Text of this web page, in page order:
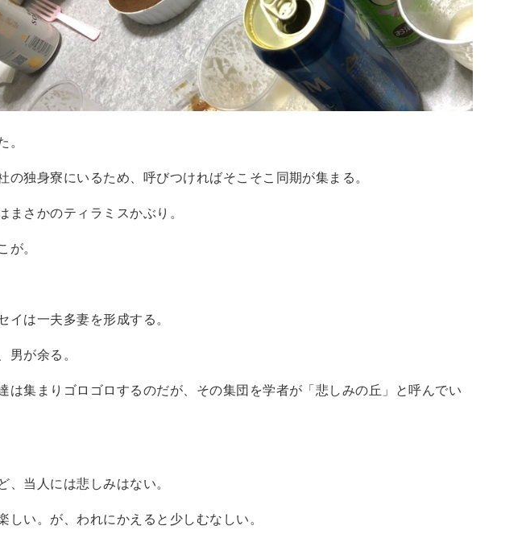
の独身寮にいるため、呼びつければそこそこ同期が集まる。
まさかのティラミスかぶり。
が。
イは一夫多妻を形成する。
男が余る。
は集まりゴロゴロするのだが、その集団を学者が「悲しみの丘」と呼んでい
、当人には悲しみはない。
しい。が、われにかえると少しむなしい。